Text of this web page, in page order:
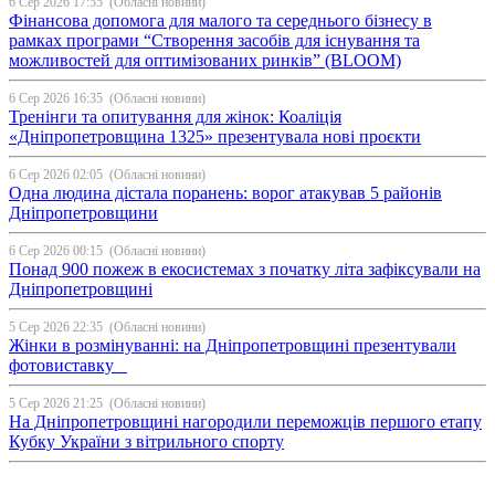
Фінансова допомога для малого та середнього бізнесу в
рамках програми “Створення засобів для існування та
можливостей для оптимізованих ринків” (BLOOM)
6 Сер 2026 16:35 (Обласні новини)
Тренінги та опитування для жінок: Коаліція
«Дніпропетровщина 1325» презентувала нові проєкти
6 Сер 2026 02:05 (Обласні новини)
Одна людина дістала поранень: ворог атакував 5 районів
Дніпропетровщини
6 Сер 2026 00:15 (Обласні новини)
Понад 900 пожеж в екосистемах з початку літа зафіксували на
Дніпропетровщині
5 Сер 2026 22:35 (Обласні новини)
Жінки в розмінуванні: на Дніпропетровщині презентували
фотовиставку
5 Сер 2026 21:25 (Обласні новини)
На Дніпропетровщині нагородили переможців першого етапу
Кубку України з вітрильного спорту